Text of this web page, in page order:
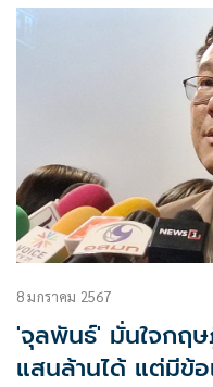
8 มกราคม 2567
'จุลพันธ์' มั่นใจกฤ
แสนล้านได้ แต่มีข้